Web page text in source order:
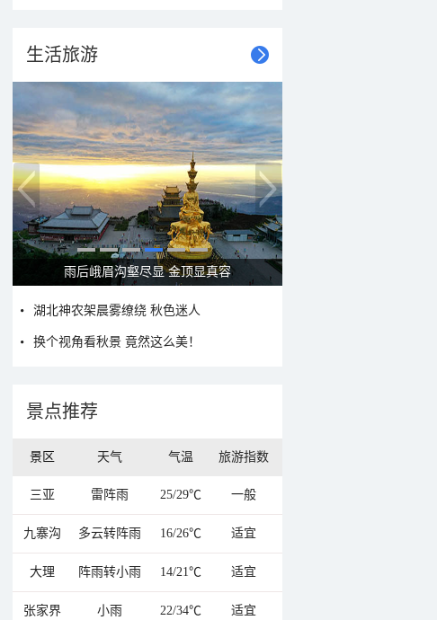
生活旅游
秋意浓 蓝天映衬下的哈尔滨伏尔加庄园
湖北神农架晨雾缭绕 秋色迷人
换个视角看秋景 竟然这么美！
景点推荐
景区 天气 气温 旅游指数
三亚 雷阵雨 25/29℃ 一般
九寨沟 多云转阵雨 16/26℃ 适宜
大理 阵雨转小雨 14/21℃ 适宜
张家界 小雨 22/34℃ 适宜